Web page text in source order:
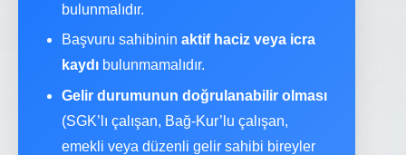
bulunmalıdır.
Başvuru sahibinin aktif haciz veya icra
kaydı bulunmamalıdır.
Gelir durumunun doğrulanabilir olması
(SGK’lı çalışan, Bağ-Kur’lu çalışan,
emekli veya düzenli gelir sahibi bireyler